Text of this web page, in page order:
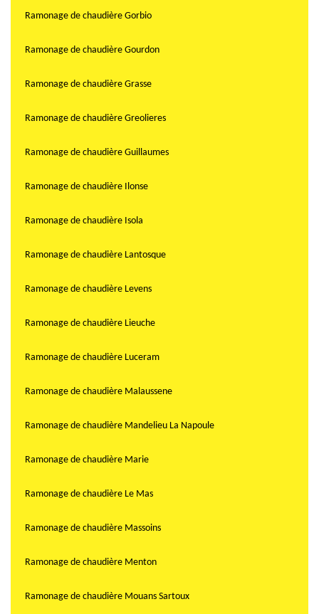
Ramonage de chaudière Gorbio
Ramonage de chaudière Gourdon
Ramonage de chaudière Grasse
Ramonage de chaudière Greolieres
Ramonage de chaudière Guillaumes
Ramonage de chaudière Ilonse
Ramonage de chaudière Isola
Ramonage de chaudière Lantosque
Ramonage de chaudière Levens
Ramonage de chaudière Lieuche
Ramonage de chaudière Luceram
Ramonage de chaudière Malaussene
Ramonage de chaudière Mandelieu La Napoule
Ramonage de chaudière Marie
Ramonage de chaudière Le Mas
Ramonage de chaudière Massoins
Ramonage de chaudière Menton
Ramonage de chaudière Mouans Sartoux